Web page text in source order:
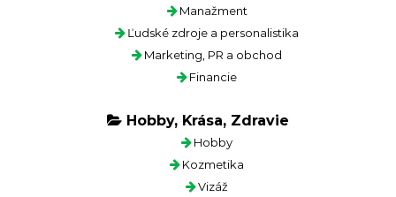
Manažment
Ľudské zdroje a personalistika
Marketing, PR a obchod
Financie
Hobby, Krása, Zdravie
Hobby
Kozmetika
Vizáž